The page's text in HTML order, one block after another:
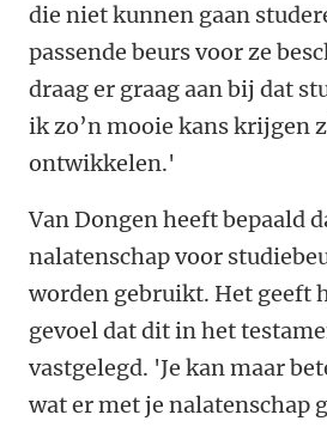
die niet kunnen gaan
passende beurs voor ze
draag er graag aan bij dat
ik zo’n mooie kans krijgen
ontwikkelen.'
Van Dongen heeft bepaald
nalatenschap voor
worden gebruikt. Het geeft
gevoel dat dit in het
vastgelegd. 'Je kan maar
wat er met je nalatenschap